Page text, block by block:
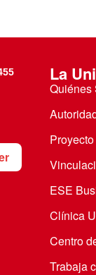
La
Quiénes
ESE
Clínica
Centro
Trabaja